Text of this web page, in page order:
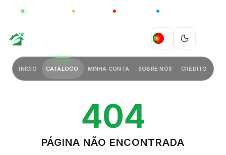
GLOBAL CHINA
PT
INÍCIO CATÁLOGO MINHA CONTA SOBRE NÓS CRÉDITO
404
PÁGINA NÃO ENCONTRADA